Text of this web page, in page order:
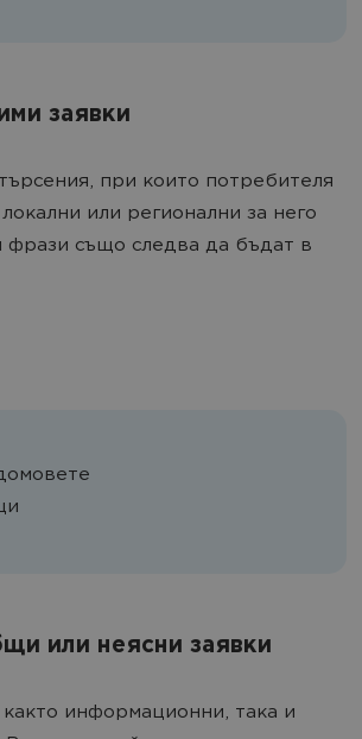
заявки
при които потребителя
или регионални за него
фрази също следва да бъдат в
или неясни заявки
информационни, така и